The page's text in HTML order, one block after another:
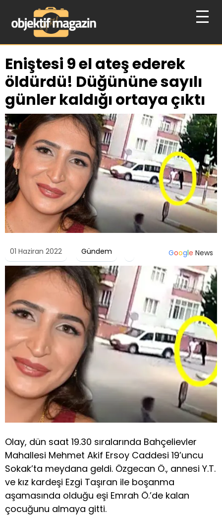
Eniştesi 9 el ateş ederek
öldürdü! Düğününe sayılı
günler kaldığı ortaya çıktı
01 Haziran 2022 Gündem Google News
Olay, dün saat 19.30 sıralarında Bahçelievler
Mahallesi Mehmet Akif Ersoy Caddesi 19’uncu
Sokak’ta meydana geldi. Özgecan Ö., annesi Y.T.
ve kız kardeşi Ezgi Taşıran ile boşanma
aşamasında olduğu eşi Emrah Ö.’de kalan
çocuğunu almaya gitti.